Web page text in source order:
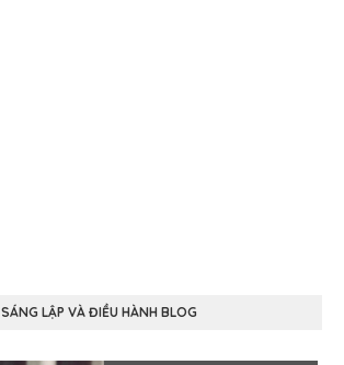
SÁNG LẬP VÀ ĐIỀU HÀNH BLOG